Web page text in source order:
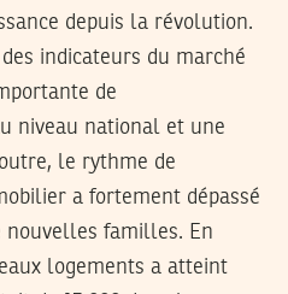
depuis la révolution.
indicateurs du marché
de
niveau national et une
le rythme de
a fortement dépassé
nouvelles familles. En
logements a atteint